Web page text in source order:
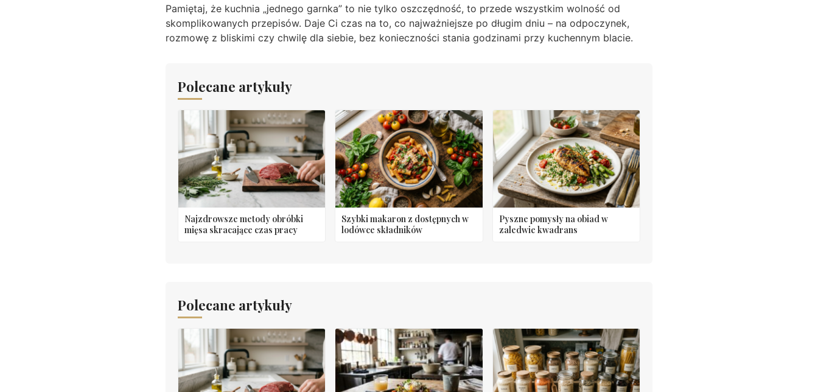
Pamiętaj, że kuchnia „jednego garnka” to nie tylko oszczędność, to przede wszystkim wolność od
skomplikowanych przepisów. Daje Ci czas na to, co najważniejsze po długim dniu – na odpoczynek,
rozmowę z bliskimi czy chwilę dla siebie, bez konieczności stania godzinami przy kuchennym blacie.
Polecane artykuły
Najzdrowsze metody obróbki
mięsa skracające czas pracy
Szybki makaron z dostępnych w
lodówce składników
Pyszne pomysły na obiad w
zaledwie kwadrans
Polecane artykuły